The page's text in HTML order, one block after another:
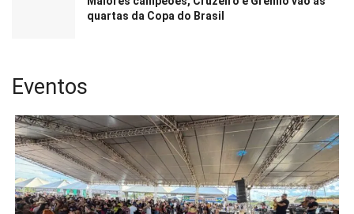
quartas da Copa do Brasil
Eventos